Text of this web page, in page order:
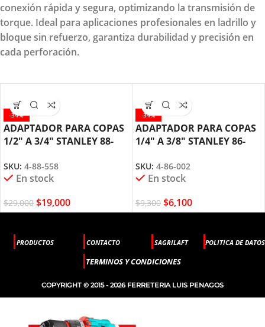
conexión rápida y segura, optimizando la transmisión de
torque. Ideal para aplicaciones profesionales en ladrillo y
bloque sin refuerzo, garantiza durabilidad y precisión en
cada perforación.
-34%
ADAPTADOR PARA COPAS
1/2″ A 3/4″ STANLEY 88-
SKU: 4-88-558
En stock
$29,000 $19,000
-34%
ADAPTADOR PARA COPAS
1/4″ A 3/8″ STANLEY 86-
SKU: 4-86-002
En stock
$9,300 $6,100
PRODUCTOS CONTACTO SAGRILAFT POLITICA DE DATOS
TERMINOS Y CONDICIONES
COPYRIGHT © 2015 - 2026 FERRETERIA LUIS PENAGOS